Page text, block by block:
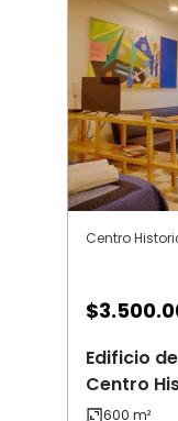
Centro
$
Edificio
Centro